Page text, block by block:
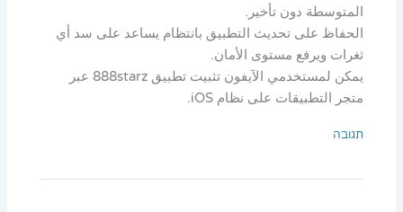
المتوسطة دون تأخير.
الحفاظ على تحديث التطبيق بانتظام يساعد على سد أي
ثغرات ويرفع مستوى الأمان.
يمكن لمستخدمي الآيفون تثبيت تطبيق 888starz عبر
متجر التطبيقات على نظام iOS.
תגובה